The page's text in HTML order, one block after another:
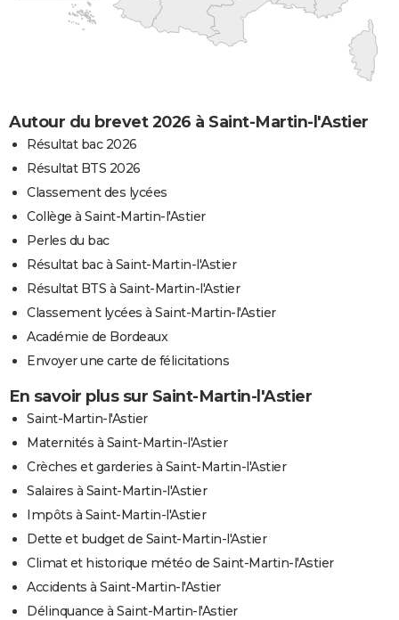
Autour du brevet 2026 à Saint-Martin-l'Astier
Résultat bac 2026
Résultat BTS 2026
Classement des lycées
Collège à Saint-Martin-l'Astier
Perles du bac
Résultat bac à Saint-Martin-l'Astier
Résultat BTS à Saint-Martin-l'Astier
Classement lycées à Saint-Martin-l'Astier
Académie de Bordeaux
Envoyer une carte de félicitations
En savoir plus sur Saint-Martin-l'Astier
Saint-Martin-l'Astier
Maternités à Saint-Martin-l'Astier
Crèches et garderies à Saint-Martin-l'Astier
Salaires à Saint-Martin-l'Astier
Impôts à Saint-Martin-l'Astier
Dette et budget de Saint-Martin-l'Astier
Climat et historique météo de Saint-Martin-l'Astier
Accidents à Saint-Martin-l'Astier
Délinquance à Saint-Martin-l'Astier